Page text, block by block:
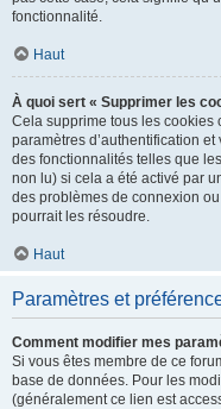
fonctionnalité.
Haut
À quoi sert « Supprimer les
Cela supprime tous les cookies
paramètres d’authentification
des fonctionnalités telles que
non lu) si cela a été activé par
des problèmes de connexion
pourrait les résoudre.
Haut
Paramètres et
Comment modifier mes
Si vous êtes membre de ce
base de données. Pour les
(généralement ce lien est